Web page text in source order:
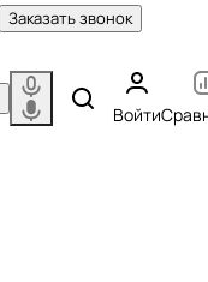
Заказать звонок
Войти